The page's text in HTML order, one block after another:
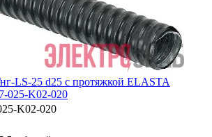
LS-25 d25 с протяжкой ELASTA
025-K02-020
K02-020